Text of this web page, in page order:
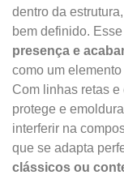
dentro da
bem definido.
presença e
como um
Com linhas retas
protege e
interferir na
que se adapta
clássicos ou